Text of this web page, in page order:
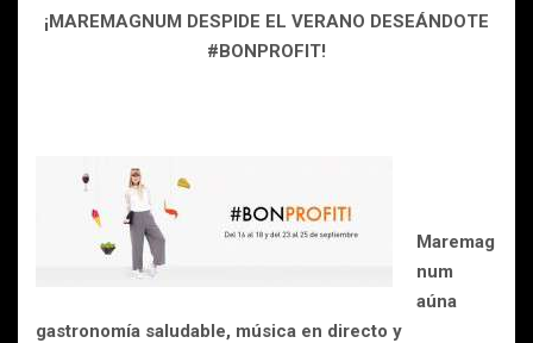
¡MAREMAGNUM DESPIDE EL VERANO DESEÁNDOTE
#BONPROFIT!
Maremag
num
aúna
gastronomía saludable, música en directo y